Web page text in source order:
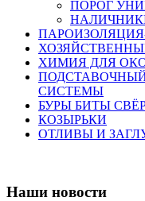
ПОРОГ
ХИМИЯ ДЛЯ
СИСТЕМЫ
БУРЫ БИТЫ
КОЗЫРЬКИ
ОТЛИВЫ И
Наши новости